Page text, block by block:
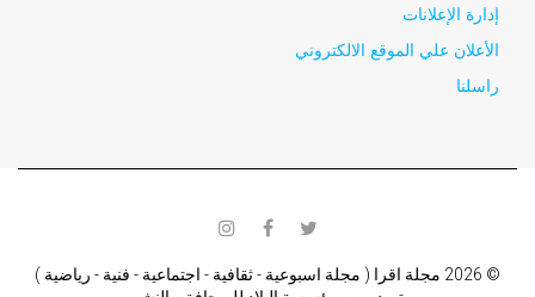
إدارة الإعلانات
الأعلان علي الموقع الالكتروني
راسلنا
© 2026 مجلة اقرا ( مجلة اسبوعية - ثقافية - اجتماعية - فنية - رياضية )